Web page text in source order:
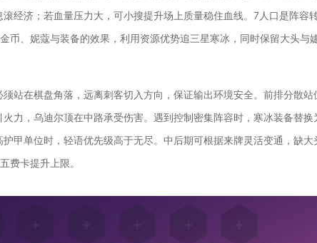
经济；若血量压力大，可小搜提升场上质量稳住血线。7人口是阵容
币、妮蔻与装备的效果，利用资源优势追三星寒冰，同时保留大头与
站在棋盘角落，远离刺客切入方向，保证输出环境安全。前排分散站
力，乌迪尔顶在中路承受伤害。遇到控制密集阵容时，寒冰装备替换
甲单位时，轻语优先级高于无尽。中后期可根据来牌灵活变通，缺大
费卡提升上限。